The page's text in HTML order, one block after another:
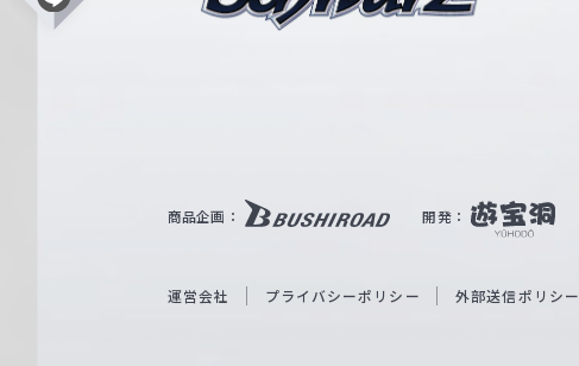
W
i
商品企画： 開発：
運営会社 プライバシーポリシー 外部送信ポリシー